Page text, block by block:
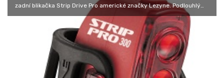
zadní blikačka Strip Drive Pro americké značky Lezyne. Podlouhlý
tvar,…